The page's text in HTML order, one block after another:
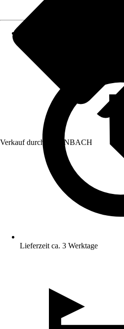
Verkauf durch: HORNBACH
Lieferzeit ca. 3 Werktage